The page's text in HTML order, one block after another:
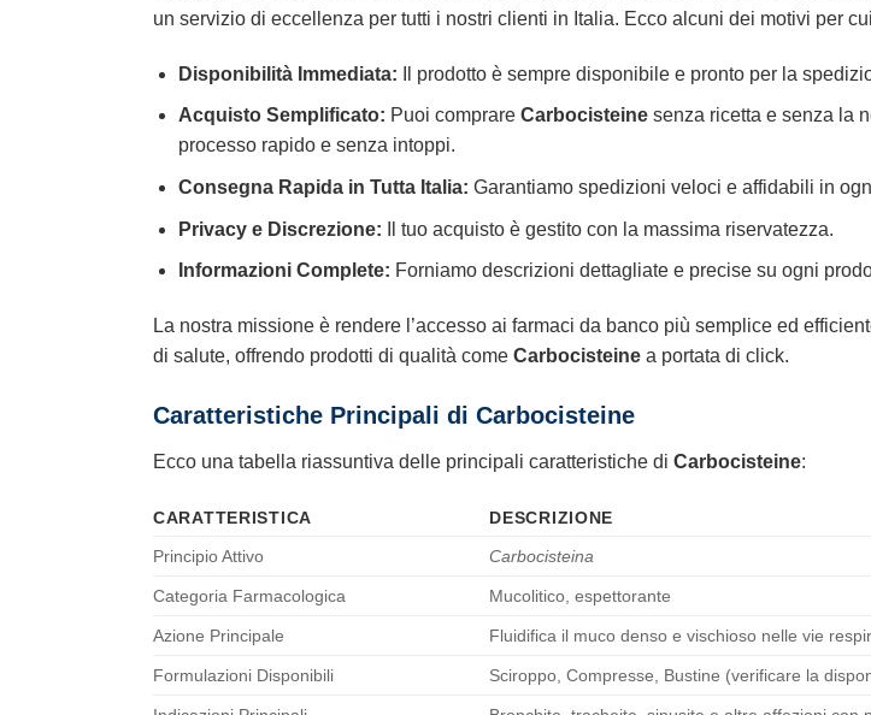
un servizio di eccellenza per tutti i nostri clienti in Italia. Ecco alcuni dei motivi per
Disponibilità Immediata: Il prodotto è sempre disponibile e pronto per la
Acquisto Semplificato: Puoi comprare Carbocisteinesenza ricetta e senza la
processo rapido e senza intoppi.
Consegna Rapida in Tutta Italia: Garantiamo spedizioni veloci e affidabili in
Privacy e Discrezione: Il tuo acquisto è gestito con la massima riservatezza.
Informazioni Complete: Forniamo descrizioni dettagliate e precise su ogni
La nostra missione è rendere l’accesso ai farmaci da banco più semplice ed
di salute, offrendo prodotti di qualità come Carbocisteine a portata di click.
Caratteristiche Principali di Carbocisteine
Ecco una tabella riassuntiva delle principali caratteristiche di Carbocisteine:
CARATTERISTICA
DESCRIZIONE
Principio Attivo
Carbocisteina
Categoria Farmacologica Mucolitico, espettorante
Azione Principale Fluidifica il muco denso e vischioso nelle vie
Formulazioni Disponibili Sciroppo, Compresse, Bustine (verificare la